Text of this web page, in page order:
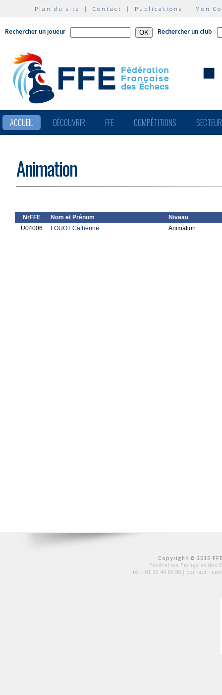
Plan du site | Contact | Publications | Mon
Rechercher un joueur Rechercher un club
ACCUEIL DÉCOUVRIR FFE COMPÉTITIONS
Animation
NrFFE Nom et Prénom
Niveau
U04006
LOUOT Catherine Animation
Copyright © 2015
Fédération Française des
tél : 01 39 44 65 80 | contact :